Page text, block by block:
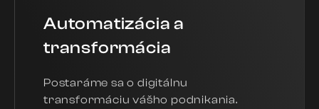
Automatizácia a
transformácia
Postaráme sa o digitálnu
transformáciu vášho podnikania.